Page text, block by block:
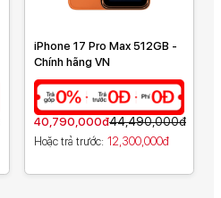
iPhone 17 Pro Max 512GB -
Chính hãng VN
40,790,000đ44,490,000đ
Hoặc trả trước 12,300,000đ